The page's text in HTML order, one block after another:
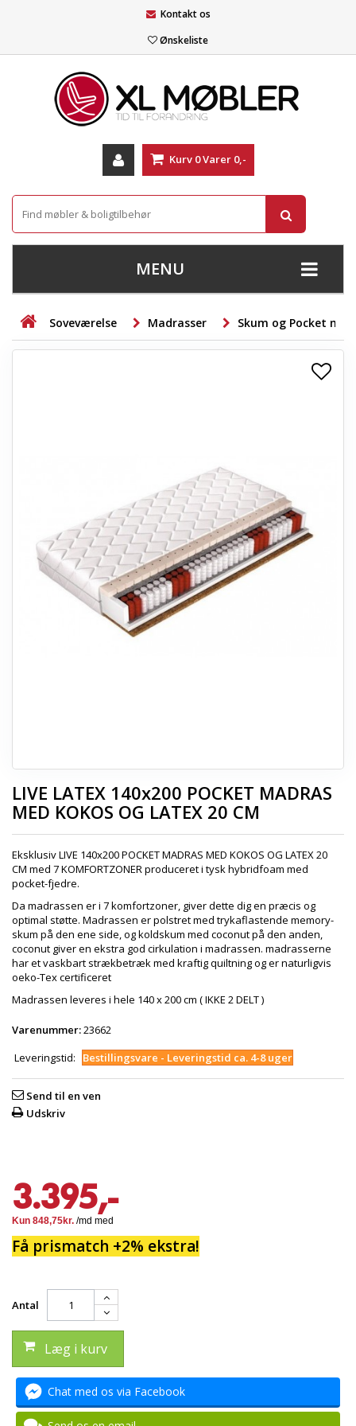
Kontakt os
Ønskeliste
Kurv 0Varer 0,-
MENU
+
STUE
+
ENTREMØBLER
HAVEMØBLER
Soveværelse Madrasser Skum og Pocket
LIVE LATEX 140x200 POCKET MADRAS
MED KOKOS OG LATEX 20 CM
Eksklusiv LIVE 140x200 POCKET MADRAS MED KOKOS OG LATEX 20
CM med 7 KOMFORTZONER produceret i tysk hybridfoam med
pocket-fjedre.
Da madrassen er i 7 komfortzoner, giver dette dig en præcis og
optimal støtte. Madrassen er polstret med trykaflastende memory-
skum på den ene side, og koldskum med coconut på den anden,
coconut giver en ekstra god cirkulation i madrassen. madrasserne
har et vaskbart strækbetræk med kraftig quiltning og er naturligvis
oeko-Tex certificeret
Madrassen leveres i hele 140 x 200 cm ( IKKE 2 DELT )
Varenummer:23662
Leveringstid:
Bestillingsvare - Leveringstid ca. 4-8 uger
Send til en ven
Udskriv
3.395,-
Få prismatch +2% ekstra!
Antal
Læg i kurv
Chat med os via Facebook